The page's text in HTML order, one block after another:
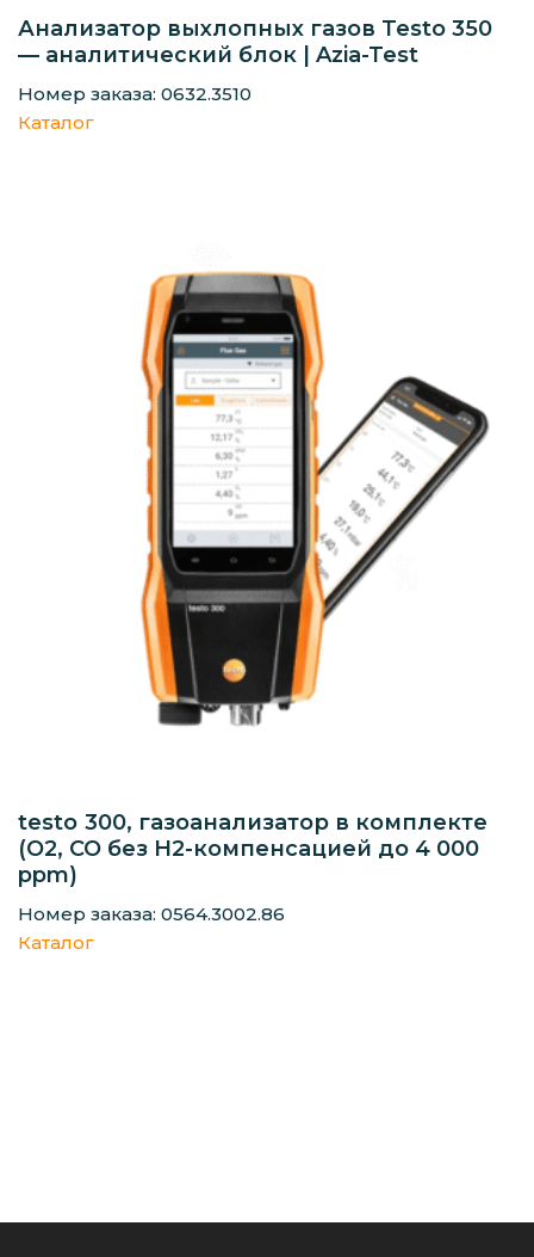
Анализатор выхлопных газов Testo 350
— аналитический блок | Azia-Test
Номер заказа: 0632.3510
Каталог
testo 300, газоанализатор в комплекте
(O2, СО без H2-компенсацией до 4 000
ppm)
Номер заказа: 0564.3002.86
Каталог